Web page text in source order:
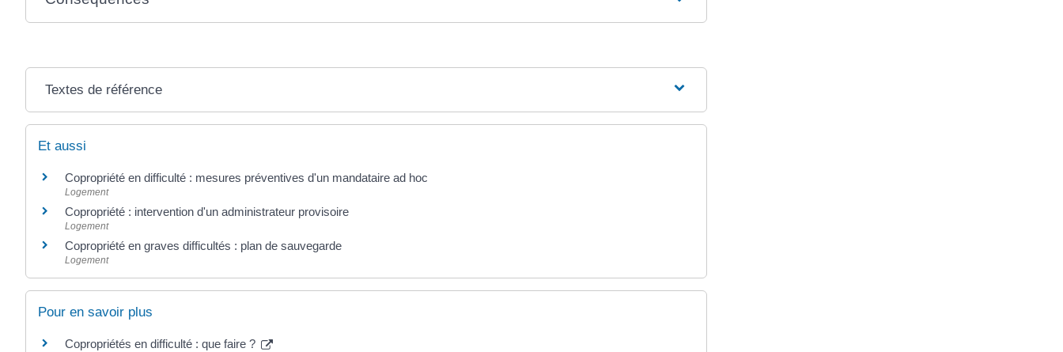
Textes de référence
Et aussi
Copropriété en difficulté : mesures préventives d'un mandataire ad hoc
Logement
Copropriété : intervention d'un administrateur provisoire
Logement
Copropriété en graves difficultés : plan de sauvegarde
Logement
Pour en savoir plus
Copropriétés en difficulté : que faire ?